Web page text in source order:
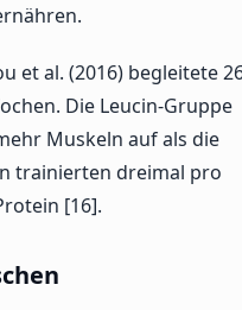
et al. (2016) begleitete
Die Leucin-Gruppe
Muskeln auf als die
trainierten dreimal pro
[16].